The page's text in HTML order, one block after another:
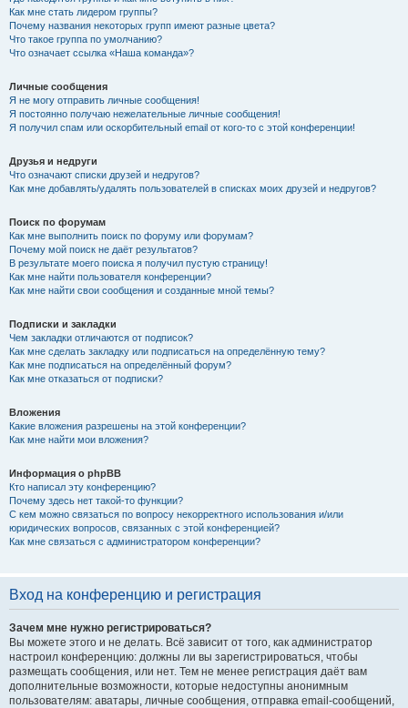
Как мне стать лидером группы?
Почему названия некоторых групп имеют разные цвета?
Что такое группа по умолчанию?
Что означает ссылка «Наша команда»?
Личные сообщения
Я не могу отправить личные сообщения!
Я постоянно получаю нежелательные личные сообщения!
Я получил спам или оскорбительный email от кого-то с этой конференции!
Друзья и недруги
Что означают списки друзей и недругов?
Как мне добавлять/удалять пользователей в списках моих друзей и недругов?
Поиск по форумам
Как мне выполнить поиск по форуму или форумам?
Почему мой поиск не даёт результатов?
В результате моего поиска я получил пустую страницу!
Как мне найти пользователя конференции?
Как мне найти свои сообщения и созданные мной темы?
Подписки и закладки
Чем закладки отличаются от подписок?
Как мне сделать закладку или подписаться на определённую тему?
Как мне подписаться на определённый форум?
Как мне отказаться от подписки?
Вложения
Какие вложения разрешены на этой конференции?
Как мне найти мои вложения?
Информация о phpBB
Кто написал эту конференцию?
Почему здесь нет такой-то функции?
С кем можно связаться по вопросу некорректного использования и/или
юридических вопросов, связанных с этой конференцией?
Как мне связаться с администратором конференции?
Вход на конференцию и регистрация
Зачем мне нужно регистрироваться?
Вы можете этого и не делать. Всё зависит от того, как администратор
настроил конференцию: должны ли вы зарегистрироваться, чтобы
размещать сообщения, или нет. Тем не менее регистрация даёт вам
дополнительные возможности, которые недоступны анонимным
пользователям: аватары, личные сообщения, отправка email-сообщений,